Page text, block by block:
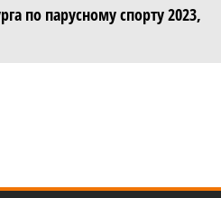
по парусному спорту 2023,